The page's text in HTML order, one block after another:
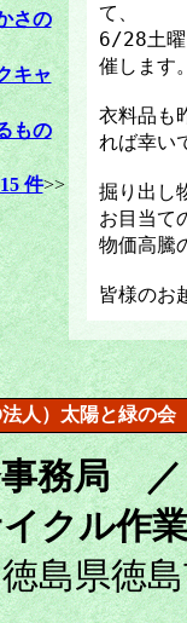
さの
キャ
もの
件>>
て、
6/28土曜
催します
衣料品も
れば幸い
掘り出し
お目当て
物価高騰
皆様のお
人）太陽と緑の会
事務局
クル作
島県徳